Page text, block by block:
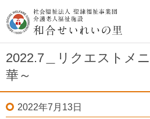
2022.7＿リクエストメ
華～
2022年7月13日